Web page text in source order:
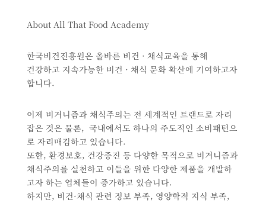
About All That Food Academy
한국비건진흥원은 올바른 비건 · 채식교육을 통해
건강하고 지속가능한 비건 · 채식 문화 확산에 기여하고자
합니다.
이제 비거니즘과 채식주의는 전 세계적인 트랜드로 자리
잡은 것은 물론, 국내에서도 하나의 주도적인 소비패턴으
로 자리매김하고 있습니다.
또한, 환경보호, 건강증진 등 다양한 목적으로 비거니즘과
채식주의를 실천하고 이들을 위한 다양한 제품을 개발하
고자 하는 업체들이 증가하고 있습니다.
하지만, 비건·채식 관련 정보 부족, 영양학적 지식 부족,